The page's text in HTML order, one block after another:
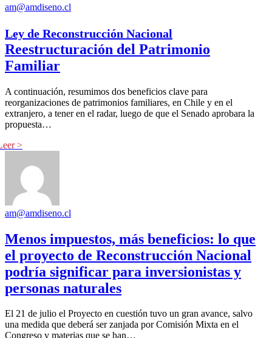
am@amdiseno.cl
Ley de Reconstrucción Nacional
Reestructuración del Patrimonio
Familiar
A continuación, resumimos dos beneficios clave para
reorganizaciones de patrimonios familiares, en Chile y en el
extranjero, a tener en el radar, luego de que el Senado aprobara la
propuesta…
am@amdiseno.cl
Menos impuestos, más beneficios: lo que
el proyecto de Reconstrucción Nacional
podría significar para inversionistas y
personas naturales
El 21 de julio el Proyecto en cuestión tuvo un gran avance, salvo
una medida que deberá ser zanjada por Comisión Mixta en el
Congreso y materias que se han…